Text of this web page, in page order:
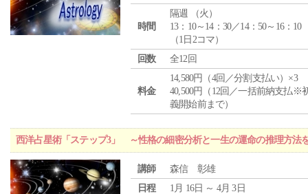
時間
隔週 （火 ）
13：10～14：30／14：50～16：10
（1日2コマ）
回数
全12回
料金
14,580円（4回／分割支払い）×3
40,500円（12回／一括前納支払※
義開始前まで）
西洋占星術「ステップ3」 ～性格の細密分析と一生の運命の推理方法
講師
森信 彰雄
日程
1月 16日 ～ 4月 3日